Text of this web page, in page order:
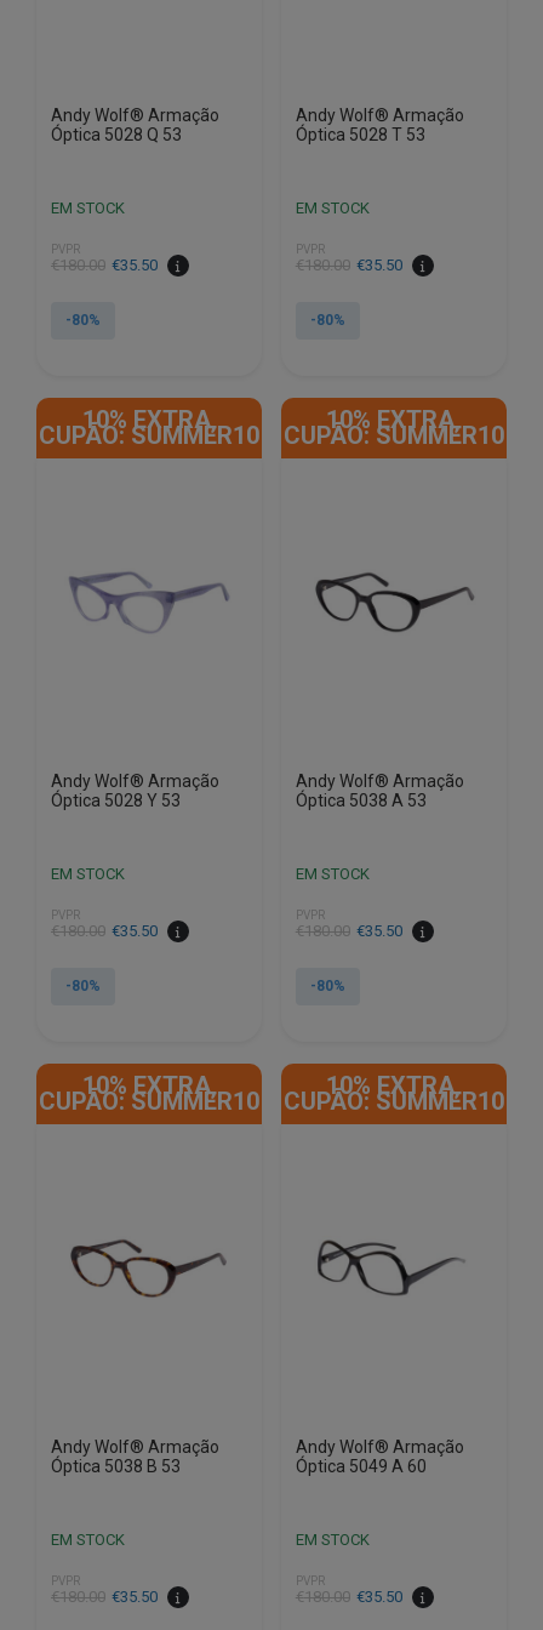
Andy Wolf® Armação
Óptica 5028 Q 53
EM STOCK
PVPR
€180.00
O
original
€35.50
O
atual
-80%
Andy Wolf® Armação
Óptica 5028 T 53
EM STOCK
PVPR
€180.00
O
original
€35.50
O
atual
-80%
10% EXTRA,
CUPÃO: SUMMER10
Andy Wolf® Armação
Óptica 5028 Y 53
EM STOCK
PVPR
€180.00
O
original
€35.50
O
atual
-80%
10% EXTRA,
CUPÃO: SUMMER10
Andy Wolf® Armação
Óptica 5038 A 53
EM STOCK
PVPR
€180.00
O
original
€35.50
O
atual
-80%
10% EXTRA,
CUPÃO: SUMMER10
Andy Wolf® Armação
Óptica 5038 B 53
EM STOCK
PVPR
€180.00
O
€35.50
O
10% EXTRA,
CUPÃO: SUMMER10
Andy Wolf® Armação
Óptica 5049 A 60
EM STOCK
PVPR
€180.00
O
€35.50
O